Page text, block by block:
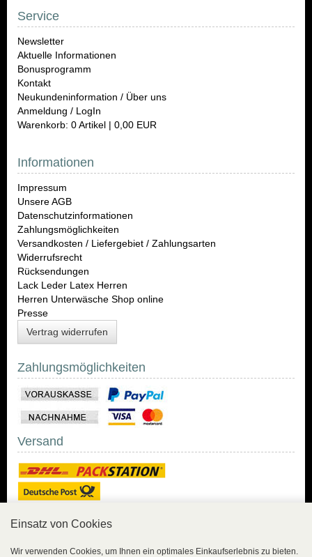
Service
Newsletter
Aktuelle Informationen
Bonusprogramm
Kontakt
Neukundeninformation / Über uns
Anmeldung / LogIn
Warenkorb: 0 Artikel | 0,00 EUR
Informationen
Impressum
Unsere AGB
Datenschutzinformationen
Zahlungsmöglichkeiten
Versandkosten / Liefergebiet / Zahlungsarten
Widerrufsrecht
Rücksendungen
Lack Leder Latex Herren
Herren Unterwäsche Shop online
Presse
Vertrag widerrufen
Zahlungsmöglichkeiten
Versand
Einsatz von Cookies
Wir verwenden Cookies, um Ihnen ein optimales Einkaufserlebnis zu bieten.